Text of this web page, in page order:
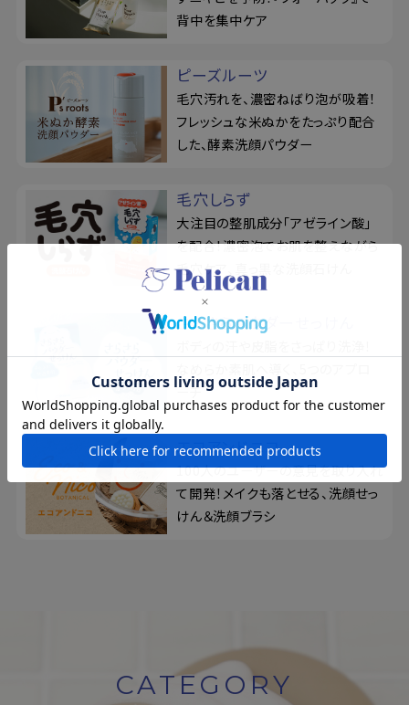
背中を集中ケア
ピーズルーツ
毛穴汚れを、濃密ねばり泡が吸着！
フレッシュな米ぬかをたっぷり配合
した、酵素洗顔パウダー
毛穴しらず
大注目の整肌成分「アゼライン酸」
を配合！濃密泡でお肌を整えながら
毛穴ケア、真っ黒な洗顔石けん
さらさらパウダーせっけん
ーチ
エコアンドニコ
100人のユーザーの意見を取り入れ
て開発！メイクも落とせる、洗顔せっ
けん＆洗顔ブラシ
CATEGORY